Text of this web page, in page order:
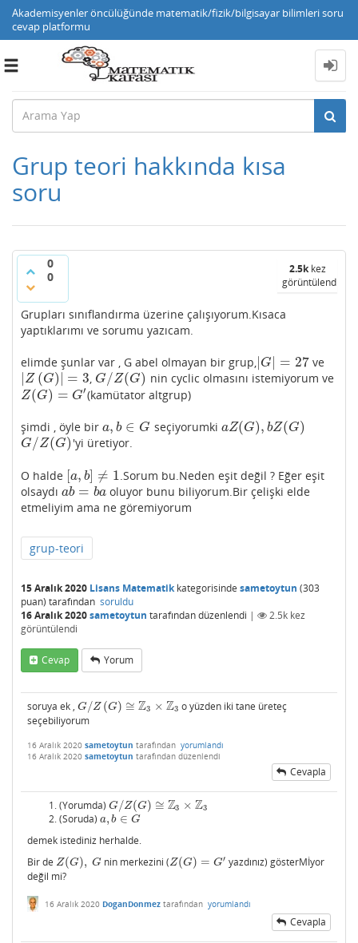
Akademisyenler öncülüğünde matematik/fizik/bilgisayar bilimleri soru
cevap platformu
Toggle
Grup teori hakkında kısa
soru
0
0
2.5kkez
görüntülendi
Grupları sınıflandırma üzerine çalışıyorum.Kısaca
yaptıklarımı ve sorumu yazıcam.
elimde şunlar var , G abel olmayan bir grup, G = 27
|G =27 ve
Z (G) = 3
|Z( G)|= , G/Z(G)
G/Z(G) nin cyclic olmasını istemiyorum ve
Z(G) = G′
Z(G)=G (kamütator altgrup)
şimdi , öyle bir a, b ∈ G
a,b∈G seçiyorumki aZ(G), bZ(G)
aZ(G),bZ (G)
G/Z(G)
G/Z(G) 'yi üretiyor.
O halde [a, b] ≠ 1
a,b] 1
.Sorum bu.Neden eşit değil ? Eğer eşit
olsaydı ab = ba
ab =b a
oluyor bunu biliyorum.Bir çelişki elde
etmeliyim ama ne göremiyorum
grup-teori
15 Aralık 2020 Lisans Matematikkategorisinde sametoytun (303
puan) tarafından soruldu
16 Aralık 2020sametoytun tarafındandüzenlendi | 2.5k kez
görüntülendi
Cevap Yorum
soruya ek , G /Z (G) ≅ Z3 × Z3
G/Z(G)≅Z3 ×Z 3
o yüzden iki tane üreteç
seçebiliyorum
16 Aralık 2020 sametoytun tarafından yorumlandı
16 Aralık 2020 sametoytun tarafından düzenlendi
Cevapla
(Yorumda) G/Z(G) ≅ Z3 × Z3
G/Z(G)≅Z 3×Z3
(Soruda) a, b ∈ G
a,b∈G
demek istediniz herhalde.
Bir de Z(G), G
Z(G),G nin merkezini (Z(G) = G′
Z(G)=G′
yazdınız) gösterMİyor
değil mi?
16 Aralık 2020 DoganDonmez tarafından yorumlandı
Cevapla